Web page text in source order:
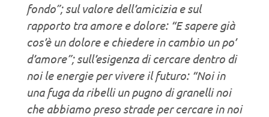
fondo”; sul valore dell’amicizia e sul
rapporto tra amore e dolore: “E sapere già
cos’è un dolore e chiedere in cambio un po’
d’amore”; sull’esigenza di cercare dentro di
noi le energie per vivere il futuro: “Noi in
una fuga da ribelli un pugno di granelli noi
che abbiamo preso strade per cercare in noi